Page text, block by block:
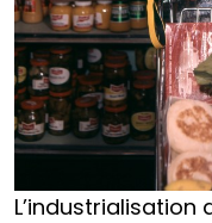
L’industrialisation